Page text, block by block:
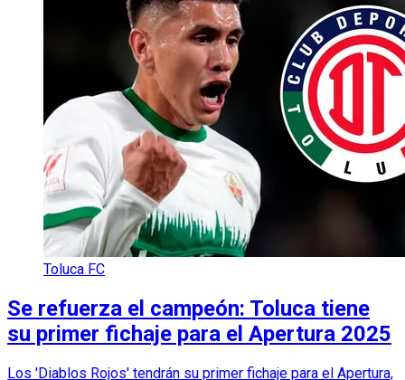
Toluca FC
Se refuerza el campeón: Toluca tiene
su primer fichaje para el Apertura 2025
Los 'Diablos Rojos' tendrán su primer fichaje para el Apertura,